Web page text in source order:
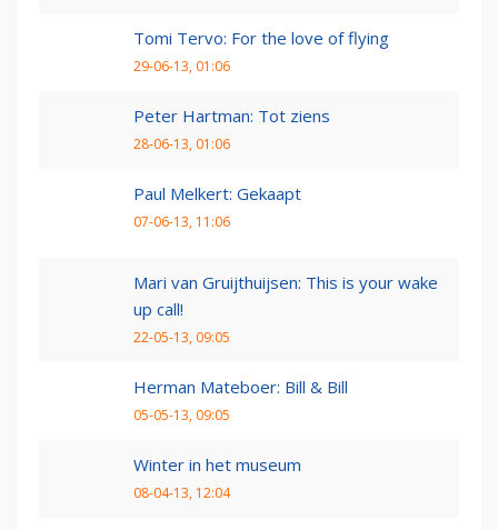
Tomi Tervo: For the love of flying
29-06-13, 01:06
Peter Hartman: Tot ziens
28-06-13, 01:06
Paul Melkert: Gekaapt
07-06-13, 11:06
Mari van Gruijthuijsen: This is your wake
up call!
22-05-13, 09:05
Herman Mateboer: Bill & Bill
05-05-13, 09:05
Winter in het museum
08-04-13, 12:04